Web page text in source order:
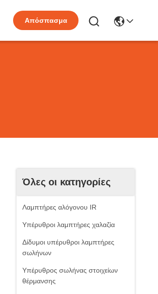
Απόσπασμα
Όλες οι κατηγορίες
Λαμπτήρες αλόγονου IR
Υπέρυθροι λαμπτήρες χαλαζία
Δίδυμοι υπέρυθροι λαμπτήρες
σωλήνων
Υπέρυθρος σωλήνας στοιχείων
θέρμανσης